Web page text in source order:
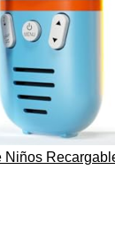
Niños